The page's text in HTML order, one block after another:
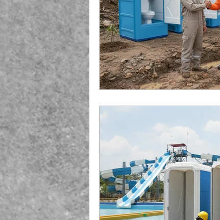
Playground Fiberglass
Life Jacket Box Storage